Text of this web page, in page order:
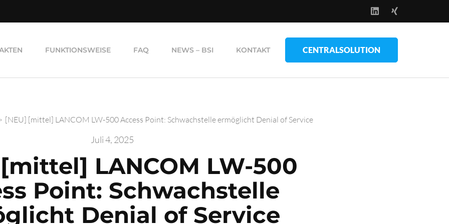
FUNKTIONSWEISE FAQ NEWS – BSI KONTAKT CENTRALSOLUTION
[NEU] [mittel] LANCOM LW-500 Access Point: Schwachstelle ermöglicht Denial of Service
Juli 4, 2025
LANCOM LW-500
Point: Schwachstelle
Denial of Service